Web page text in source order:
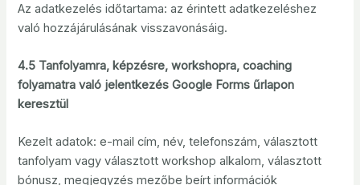
Az adatkezelés időtartama: az érintett adatkezeléshez
való hozzájárulásának visszavonásáig.
4.5 Tanfolyamra, képzésre, workshopra, coaching
folyamatra való jelentkezés Google Forms űrlapon
keresztül
Kezelt adatok: e-mail cím, név, telefonszám, választott
tanfolyam vagy választott workshop alkalom, választott
bónusz, megjegyzés mezőbe beírt információk